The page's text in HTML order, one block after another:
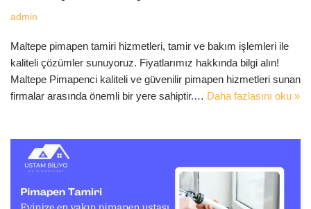
admin
Maltepe pimapen tamiri hizmetleri, tamir ve bakım işlemleri ile
kaliteli çözümler sunuyoruz. Fiyatlarımız hakkında bilgi alın!
Maltepe Pimapenci kaliteli ve güvenilir pimapen hizmetleri sunan
firmalar arasında önemli bir yere sahiptir.… Daha fazlasını oku »